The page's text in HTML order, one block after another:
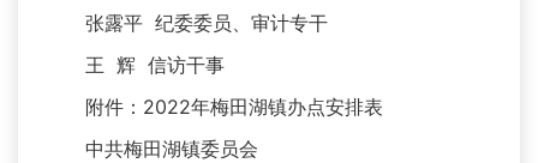
张露平 纪委委员、审计专干
王 辉 信访干事
附件：2022年梅田湖镇办点安排表
中共梅田湖镇委员会